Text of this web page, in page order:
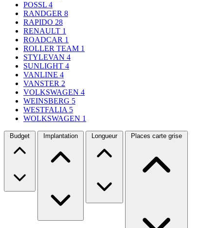
POSSL 4
RANDGER 8
RAPIDO 28
RENAULT 1
ROADCAR 1
ROLLER TEAM 1
STYLEVAN 4
SUNLIGHT 4
VANLINE 4
VANSTER 2
VOLKSWAGEN 4
WEINSBERG 5
WESTFALIA 5
WOLKSWAGEN 1
Budget Implantation Longueur Places carte grise